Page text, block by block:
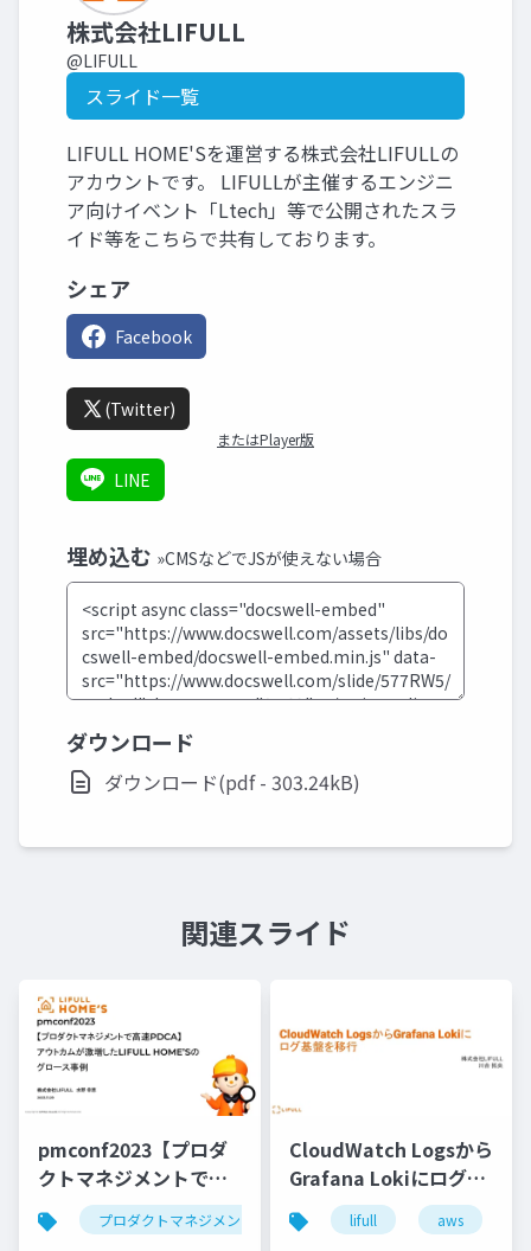
株式会社LIFULL
@LIFULL
スライド一覧
LIFULL HOME'Sを運営する株式会社LIFULLの
アカウントです。 LIFULLが主催するエンジニ
ア向けイベント「Ltech」等で公開されたスラ
イド等をこちらで共有しております。
シェア
Facebook
(Twitter)
またはPlayer版
LINE
埋め込む »CMSなどでJSが使えない場合
ダウンロード
ダウンロード(pdf - 303.24kB)
関連スライド
pmconf2023【プロダ
クトマネジメントで高
速PDCA】 アウトカム
が激増したLIFULL
プロダクトマネジメント プロダクトマネージャー
CloudWatch Logsから
Grafana Lokiにログ基
盤を移行lifull aws